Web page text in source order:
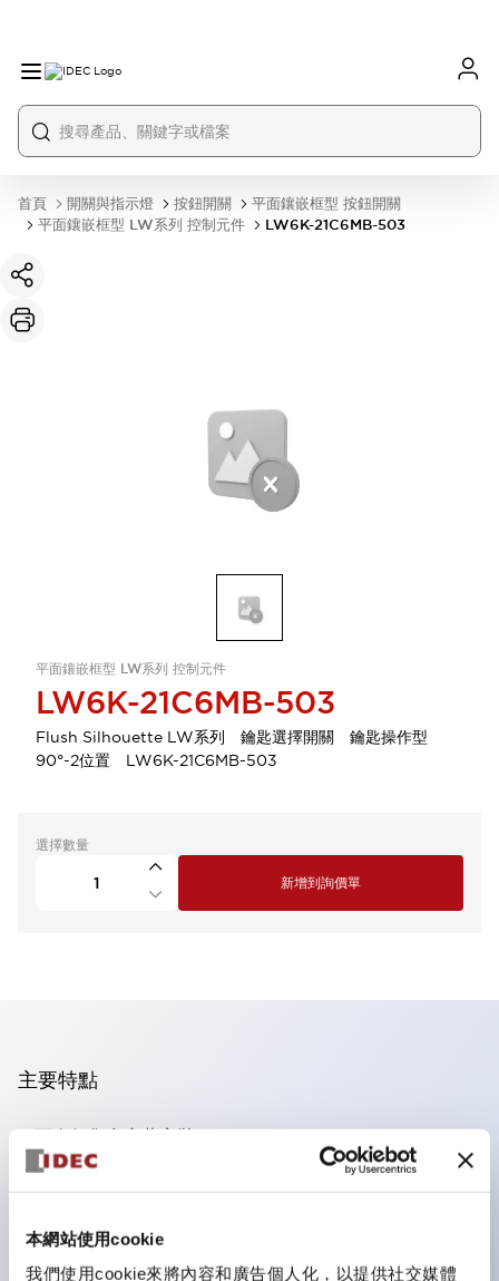
本網站使用cookie
我們使用cookie來將內容和廣告個人化，以提供社交媒體
首頁 開關與指示燈 按鈕開關
平面鑲嵌框型 按鈕開關
平面鑲嵌框型 LW系列 控制元件
LW6K-21C6MB-503
平面鑲嵌框型 LW系列 控制元件
LW6K-21C6MB-503
Flush Silhouette LW系列 鑰匙選擇開關 鑰匙操作型
90°-2位置 LW6K-21C6MB-503
選擇數量
新增到詢價單
主要特點
可進行集合密著安裝
附鎖選擇開關採用高安全性的彈子鎖結構